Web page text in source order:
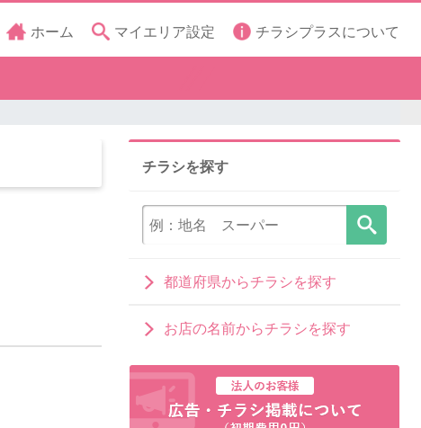
ホーム マイエリア設定 チラシプラスについて
チラシを探す
都道府県からチラシを探す
お店の名前からチラシを探す